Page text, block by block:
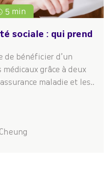
5 min
sociale : qui prend
de bénéficier d’un
grâce à deux
maladie et les..